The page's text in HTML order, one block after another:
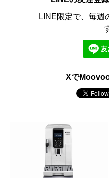
LINE限定で、毎週
Xで